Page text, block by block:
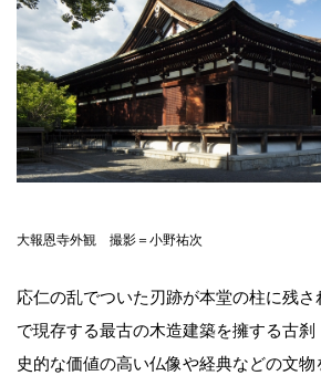
大報恩寺外観 撮影＝小野祐次
応仁の乱でついた刃跡が本堂の柱に残
で現存する最古の木造建築を擁する古
史的な価値の高い仏像や経典などの文物